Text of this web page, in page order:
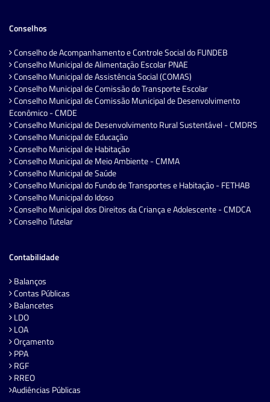
Conselhos
Conselho de Acompanhamento e Controle Social do FUNDEB
Conselho Municipal de Alimentação Escolar PNAE
Conselho Municipal de Assistência Social (COMAS)
Conselho Municipal de Comissão do Transporte Escolar
Conselho Municipal de Comissão Municipal de Desenvolvimento
Econômico - CMDE
Conselho Municipal de Desenvolvimento Rural Sustentável - CMDRS
Conselho Municipal de Educação
Conselho Municipal de Habitação
Conselho Municipal de Meio Ambiente - CMMA
Conselho Municipal de Saúde
Conselho Municipal do Fundo de Transportes e Habitação - FETHAB
Conselho Municipal do Idoso
Conselho Municipal dos Direitos da Criança e Adolescente - CMDCA
Conselho Tutelar
Contabilidade
Balanços
Contas Públicas
Balancetes
LDO
LOA
Orçamento
PPA
RGF
RREO
Audiências Públicas